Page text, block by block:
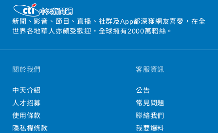
新聞、影音、節目、直播、社群及App都深獲網友喜愛，在全
世界各地華人亦頗受歡迎，全球擁有2000萬粉絲。
關於我們
中天介紹
人才招募
使用條款
隱私權條款
客服資訊
公告
常見問題
聯絡我們
我要爆料